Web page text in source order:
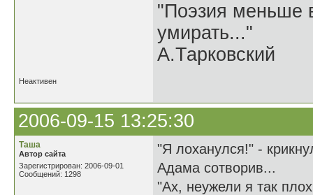
"Поэзия меньше
умирать..."
А.Тарковский
Неактивен
2006-09-15 13:25:30
Таша
Автор сайта
Зарегистрирован: 2006-09-01
Сообщений: 1298
"Я лоханулся!" -
Адама сотворив...
"Ах, неужели я так